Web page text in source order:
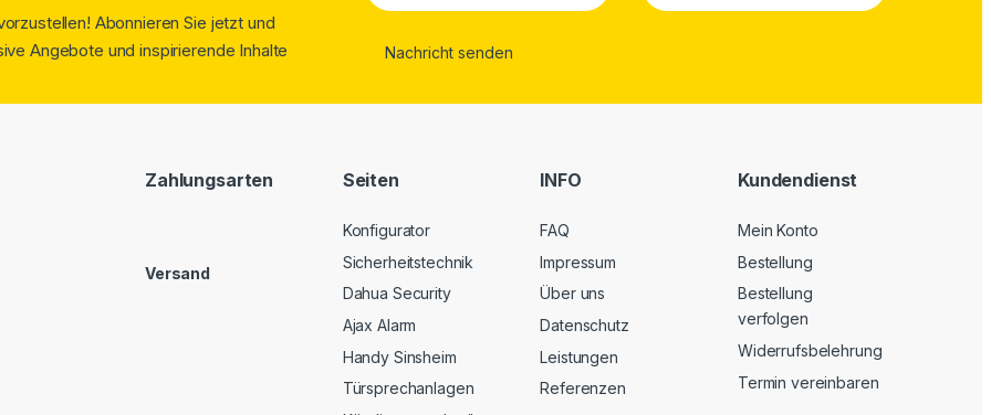
Abonnieren Sie jetzt und
Angebote und inspirierende Inhalte
Zahlungsarten
Versand
Seiten
Konfigurator
Sicherheitstechnik
Dahua Security
Ajax Alarm
Handy Sinsheim
Türsprechanlagen
INFO
FAQ
Impressum
Über uns
Datenschutz
Leistungen
Referenzen
Kundendienst
Mein Konto
Bestellung
Bestellung
verfolgen
Widerrufsbelehrung
Termin vereinbaren